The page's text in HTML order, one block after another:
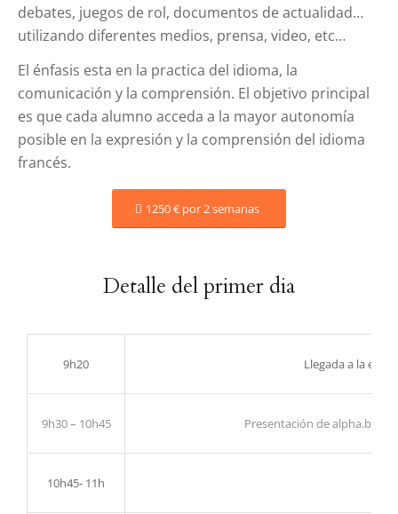
debates, juegos de rol, documentos de actualidad…
utilizando diferentes medios, prensa, video, etc…
El énfasis esta en la practica del idioma, la
comunicación y la comprensión. El objetivo principal
es que cada alumno acceda a la mayor autonomía
posible en la expresión y la comprensión del idioma
francés.
1250 € por 2 semanas
Detalle del primer dia
9h20 Llegada a la
9h30 – 10h45 Presentación de alpha.b por
10h45- 11h